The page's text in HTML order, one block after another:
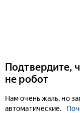
Подтвердите,
не робот
Нам очень жаль, но
автоматические.